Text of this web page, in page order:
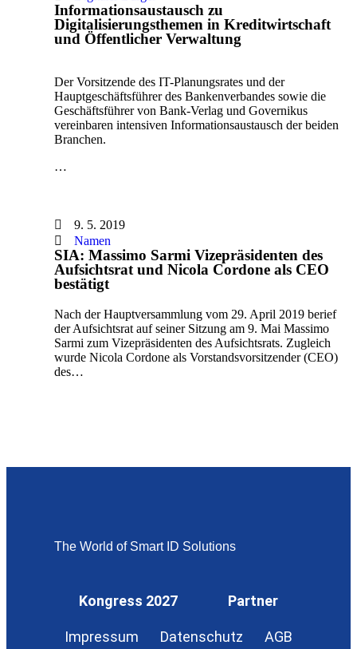
Informationsaustausch zu
Digitalisierungsthemen in Kreditwirtschaft
und Öffentlicher Verwaltung
Der Vorsitzende des IT-Planungsrates und der
Hauptgeschäftsführer des Bankenverbandes sowie die
Geschäftsführer von Bank-Verlag und Governikus
vereinbaren intensiven Informationsaustausch der beiden
Branchen.
…
9. 5. 2019
Namen
SIA: Massimo Sarmi Vizepräsidenten des
Aufsichtsrat und Nicola Cordone als CEO
bestätigt
Nach der Hauptversammlung vom 29. April 2019 berief
der Aufsichtsrat auf seiner Sitzung am 9. Mai Massimo
Sarmi zum Vizepräsidenten des Aufsichtsrats. Zugleich
wurde Nicola Cordone als Vorstandsvorsitzender (CEO)
des…
The World of Smart ID Solutions
Kongress 2027 Partner
Impressum Datenschutz AGB